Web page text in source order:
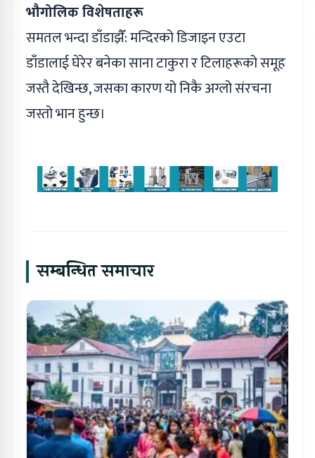
भौगोलिक विशेषताहरू
समतल भन्दा डाँडाझैँ: मन्दिरको डिजाइन एउटा
डाँडालाई घेरेर बनेका साना टाकुरा र टिलाहरूको समूह
जस्तै देखिन्छ, जसका कारण यो निकै अग्लो संरचना
जस्तो भान हुन्छ।
सम्बन्धित समाचार